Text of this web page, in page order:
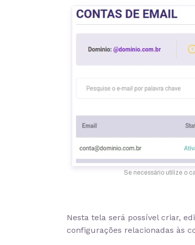
Se necessário utilize o
Nesta tela será possível criar,
configurações relacionadas às